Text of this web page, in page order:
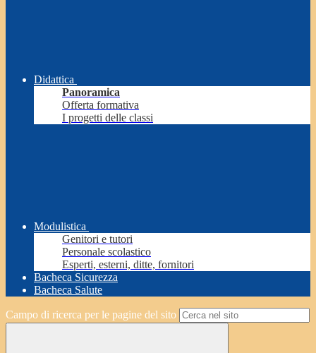
Didattica
Panoramica
Offerta formativa
I progetti delle classi
Modulistica
Genitori e tutori
Personale scolastico
Esperti, esterni, ditte, fornitori
Bacheca Sicurezza
Bacheca Salute
Campo di ricerca per le pagine del sito